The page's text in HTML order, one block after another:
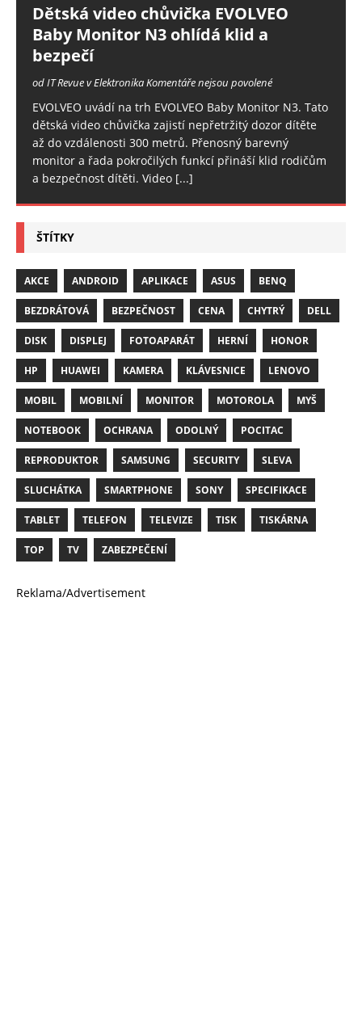
Dětská video chůvička EVOLVEO
Baby Monitor N3 ohlídá klid a
bezpečí
od IT Revue v ElektronikaKomentáře nejsou povolené
EVOLVEO uvádí na trh EVOLVEO Baby Monitor N3. Tato
dětská video chůvička zajistí nepřetržitý dozor dítěte
až do vzdálenosti 300 metrů. Přenosný barevný
monitor a řada pokročilých funkcí přináší klid rodičům
a bezpečnost dítěti. Video [...]
ŠTÍTKY
AKCE ANDROID APLIKACE ASUS BENQ
BEZDRÁTOVÁ BEZPEČNOST CENA CHYTRÝ DELL
DISK DISPLEJ FOTOAPARÁT HERNÍ HONOR
HP HUAWEI KAMERA KLÁVESNICE LENOVO
MOBIL MOBILNÍ MONITOR MOTOROLA MYŠ
NOTEBOOK OCHRANA ODOLNÝ POCITAC
REPRODUKTOR SAMSUNG SECURITY SLEVA
SLUCHÁTKA SMARTPHONE SONY SPECIFIKACE
TABLET TELEFON TELEVIZE TISK TISKÁRNA
TOP TV ZABEZPEČENÍ
Reklama/Advertisement